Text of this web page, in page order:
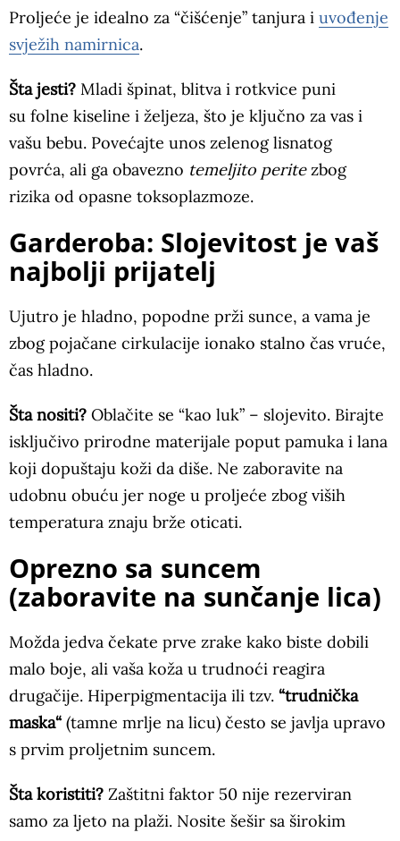
Proljeće je idealno za “čišćenje” tanjura i uvođenje
svježih namirnica.
Šta jesti? Mladi špinat, blitva i rotkvice puni
su folne kiseline i željeza, što je ključno za vas i
vašu bebu. Povećajte unos zelenog lisnatog
povrća, ali ga obavezno temeljito peritezbog
rizika od opasne toksoplazmoze.
Garderoba: Slojevitost je vaš
najbolji prijatelj
Ujutro je hladno, popodne prži sunce, a vama je
zbog pojačane cirkulacije ionako stalno čas vruće,
čas hladno.
Šta nositi? Oblačite se “kao luk” – slojevito. Birajte
isključivo prirodne materijale poput pamuka i lana
koji dopuštaju koži da diše. Ne zaboravite na
udobnu obuću jer noge u proljeće zbog viših
temperatura znaju brže oticati.
Oprezno sa suncem
(zaboravite na sunčanje lica)
Možda jedva čekate prve zrake kako biste dobili
malo boje, ali vaša koža u trudnoći reagira
drugačije. Hiperpigmentacija ili tzv. “trudnička
maska“ (tamne mrlje na licu) često se javlja upravo
s prvim proljetnim suncem.
Šta koristiti? Zaštitni faktor 50 nije rezerviran
samo za ljeto na plaži. Nosite šešir sa širokim